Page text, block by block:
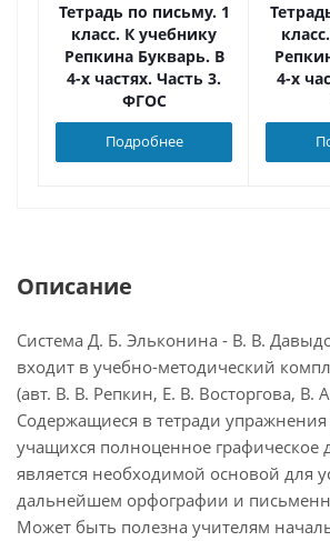
Тетрадь по письму. 1
класс. К учебнику
Репкина Букварь. В
4-х частях. Часть 3.
ФГОС
Подробнее
4-х
Описание
Система Д. Б. Эльконина - В. В.
входит в учебно-методический
(авт. В. В. Репкин, Е. В. Восторгова, В.
Содержащиеся в тетради
учащихся полноценное графическое
является необходимой основой для
дальнейшем орфографии и
Может быть полезна учителям